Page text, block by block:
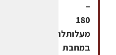
–
180
מעלותלהמיס
במחבת